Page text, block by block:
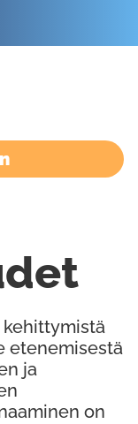
kehittymistä
etenemisestä
ja
on